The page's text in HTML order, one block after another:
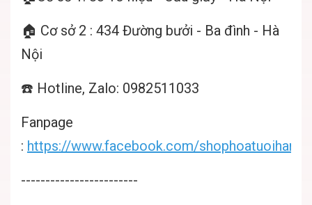
🏠 Cơ sở 2 : 434 Đường bưởi - Ba đình - Hà
Nội
☎️ Hotline, Zalo: 0982511033
Fanpage
: https://www.facebook.com/
------------------------